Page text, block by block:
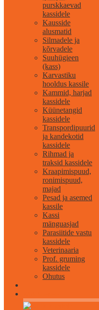
purskkaevad
kassidele
Kausside
alusmatid
Silmadele ja
kõrvadele
Suuhügieen
(kass)
Karvastiku
hooldus kassile
Kammid, harjad
kassidele
Küünetangid
kassidele
Transpordipuurid
ja kandekotid
kassidele
Rihmad ja
traksid kassidele
Kraapimispuud,
ronimispuud,
majad
Pesad ja asemed
kassile
Kassi
mänguasjad
Parasiitide vastu
kassidele
Veterinaaria
Prof. gruming
kassidele
Ohutus